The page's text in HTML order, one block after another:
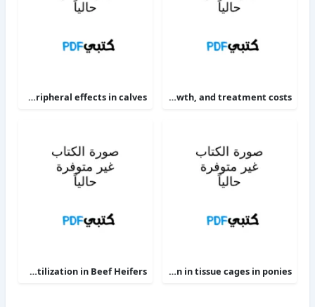
Targeting therapy to minimize antimicrobial use in preweaned calves effects on health, growth, and treatment costs
The alpha 2-adrenoceptor agonists xylazine and guanfacine exert different central nervous system, but comparable peripheral effects in calves
Clinical efficacy of intravenous administration of marbofloxacin in a Staphylococcus aureus infection in tissue cages in ponies
Phosphorus Deficiency Metabolism and Food Utilization in Beef Heifers